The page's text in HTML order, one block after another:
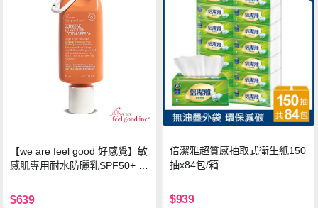
【we are feel good 好感覺】敏
感肌專用耐水防曬乳SPF50+ 7
$639
倍潔雅超質感抽取式衛生紙150
抽x84包/箱
$939